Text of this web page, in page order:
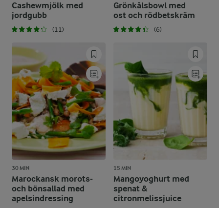
Cashewmjölk med
jordgubb
(11)
Grönkålsbowl med
ost och rödbetskräm
(6)
30 MIN
Marockansk morots-
och bönsallad med
apelsindressing
15 MIN
Mangoyoghurt med
spenat &
citronmelissjuice